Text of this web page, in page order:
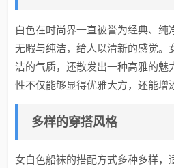
白色在时尚界一直被誉为经典、纯
无暇与纯洁，给人以清新的感觉。
洁的气质，还散发出一种高雅的魅
性不仅能够显得优雅大方，还能增
多样的穿搭风格
女白色船袜的搭配方式多种多样，